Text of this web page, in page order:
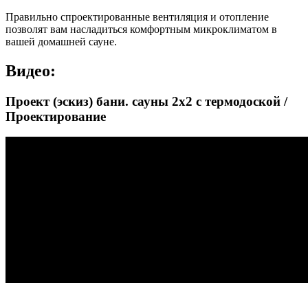
Правильно спроектированные вентиляция и отопление
позволят вам насладиться комфортным микроклиматом в
вашей домашней сауне.
Видео:
Проект (эскиз) бани. сауны 2х2 с термодоской /
Проектирование